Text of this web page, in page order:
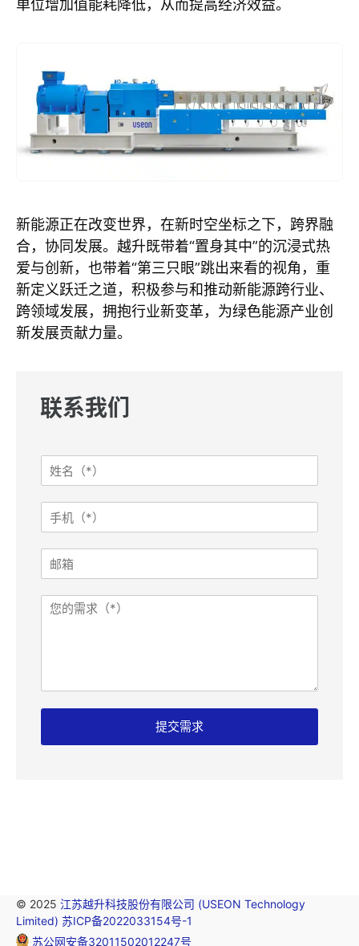
单位增加值能耗降低，从而提高经济效益。
新能源正在改变世界，在新时空坐标之下，跨界融
合，协同发展。越升既带着“置身其中”的沉浸式热
爱与创新，也带着“第三只眼”跳出来看的视角，重
新定义跃迁之道，积极参与和推动新能源跨行业、
跨领域发展，拥抱行业新变革，为绿色能源产业创
新发展贡献力量。
联系我们
R
f
e
e
r
I
P
姓
名
手
箱
需
求
提交需求
© 2025 江苏越升科技股份有限公司 (USEON Technology
Limited) 苏ICP备2022033154号-1
苏公网安备32011502012247号